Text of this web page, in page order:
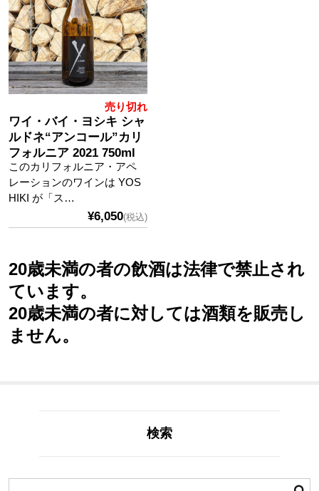
売り切れ
ワイ・バイ・ヨシキ シャ
ルドネ“アンコール”カリ
フォルニア 2021 750ml
このカリフォルニア・アペ
レーションのワインは YOS
HIKI が「ス…
¥6,050(税込)
20歳未満の者の飲酒は法律で禁止され
ています。
20歳未満の者に対しては酒類を販売し
ません。
検索